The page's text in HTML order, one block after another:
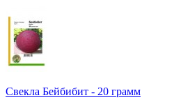
Свекла Бейбибит - 20 грамм